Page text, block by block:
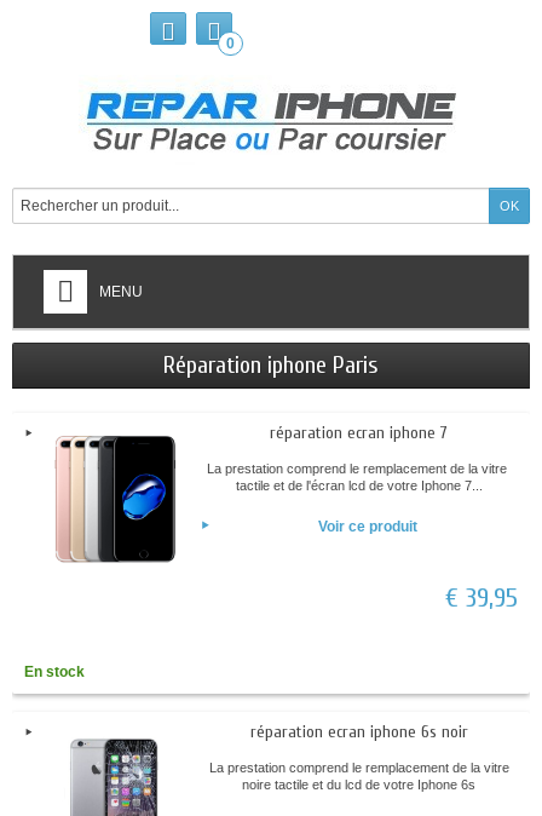
0
MENU
Réparation iphone Paris
réparation ecran iphone 7
La prestation comprend le remplacement de la vitre
tactile et de l'écran lcd de votre Iphone 7...
Voir ce produit
€ 39,95
En stock
réparation ecran iphone 6s noir
La prestation comprend le remplacement de la vitre
noire tactile et du lcd de votre Iphone 6s